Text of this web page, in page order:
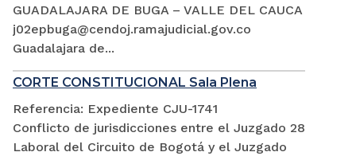
GUADALAJARA DE BUGA – VALLE DEL CAUCA
j02epbuga@cendoj.ramajudicial.gov.co
Guadalajara de...
CORTE CONSTITUCIONAL Sala Plena
Referencia: Expediente CJU-1741
Conflicto de jurisdicciones entre el Juzgado 28
Laboral del Circuito de Bogotá y el Juzgado